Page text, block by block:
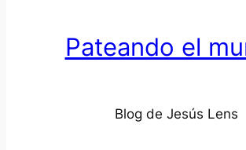
Pateando el
Blog de Jesús Lens